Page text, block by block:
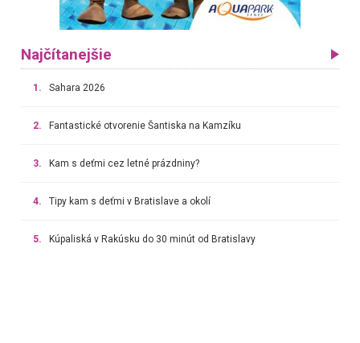
Najčítanejšie
1. Sahara 2026
2. Fantastické otvorenie Šantiska na Kamzíku
3. Kam s deťmi cez letné prázdniny?
4. Tipy kam s deťmi v Bratislave a okolí
5. Kúpaliská v Rakúsku do 30 minút od Bratislavy